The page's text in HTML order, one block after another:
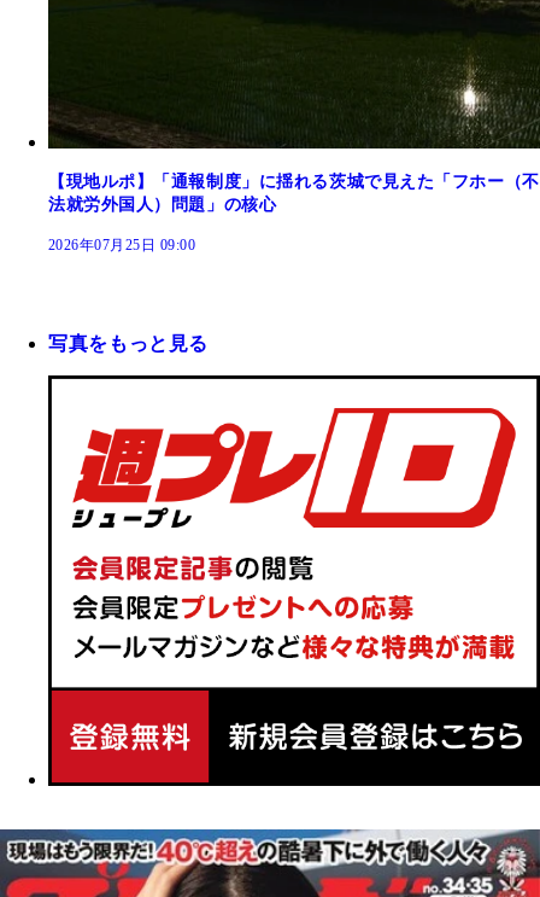
【現地ルポ】「通報制度」に揺れる茨城で見えた「フホー（不
法就労外国人）問題」の核心
2026年07月25日 09:00
写真をもっと見る